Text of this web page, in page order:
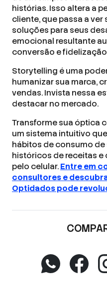
histórias. Isso altera a
cliente, que passa a
soluções para seus
emocional resultante
conversão e
Storytelling é uma
humanizar sua marca,
vendas. Invista nessa
destacar no mercado.
Transforme sua óptica
um sistema intuitivo
hábitos de consumo de
históricos de receitas
pelo celular.Entre em
consultores e
Optidados pode